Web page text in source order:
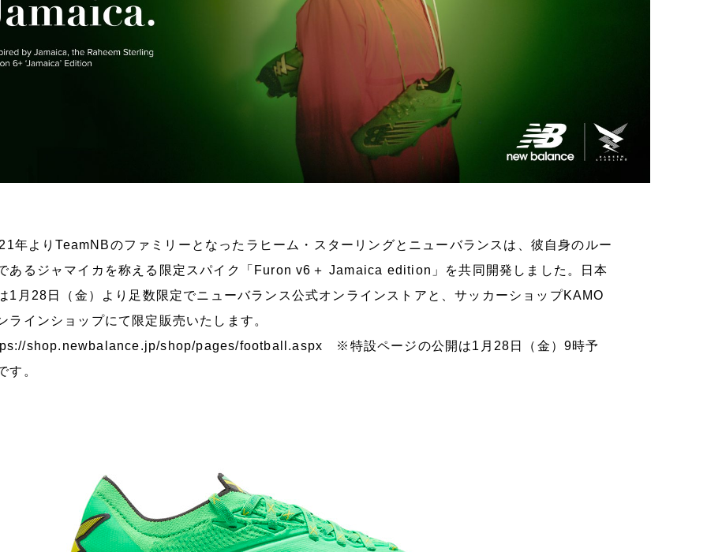
年よりTeamNBのファミリーとなったラヒーム・スターリングとニューバランスは、彼自身のルー
あるジャマイカを称える限定スパイク「Furon v6＋ Jamaica edition」を共同開発しました。日本
1月28日（金）より足数限定でニューバランス公式オンラインストアと、サッカーショップKAMO
ラインショップにて限定販売いたします。
shop.newbalance.jp/shop/pages/football.aspx ※特設ページの公開は1月28日（金）9時予
す。